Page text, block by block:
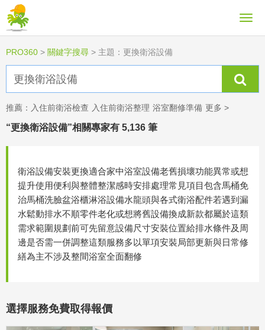
PRO360 > 關鍵字搜尋 > 主題：更換衛浴設備
推薦： 入住前衛浴檢查 入住前衛浴整理 浴室翻修準備 更多 >
“更換衛浴設備”相關專家有 5,136 筆
衛浴設備安裝更換適合家中浴室設備老舊損壞功能異常或想
提升使用便利與整體整潔感時安排處理常見項目包含馬桶免
治馬桶洗臉盆浴櫃淋浴設備水龍頭與各式衛浴配件若遇到漏
水鬆動排水不順零件老化或想將舊設備換成新款都屬於這類
需求範圍規劃前可先留意設備尺寸安裝位置給排水條件及周
邊是否需一併調整這類服務多以單項安裝局部更新與日常修
繕為主不涉及整間浴室全面翻修
選擇服務免費取得報價